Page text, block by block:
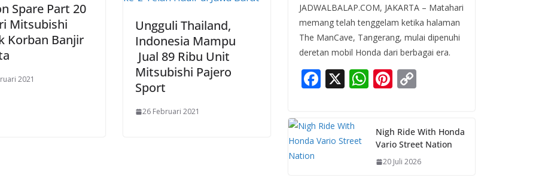
Spare Part 20
Mitsubishi
Korban Banjir
2021
Ungguli Thailand,
Indonesia Mampu
Jual 89 Ribu Unit
Mitsubishi Pajero
Sport
26 Februari 2021
JADWALBALAP.COM, JAKARTA – Matahari
memang telah tenggelam ketika halaman
The ManCave, Tangerang, mulai dipenuhi
deretan mobil Honda dari berbagai era.
F
e
b
X W
s
A
Pi
e
st
y
Li
Nigh Ride With Honda
Vario Street Nation
20 Juli 2026